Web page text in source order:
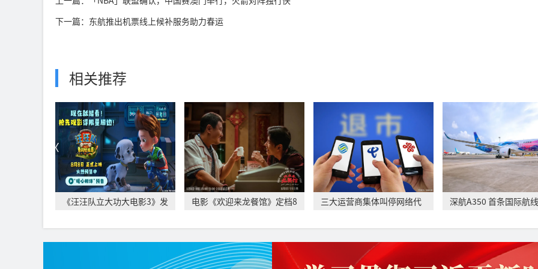
下一篇：东航推出机票线上候补服务助力春运
相关推荐
《汪汪队立大功大电影3》发
电影《欢迎来龙餐馆》定档8
三大运营商集体叫停网络代
深航A350 首条国际航